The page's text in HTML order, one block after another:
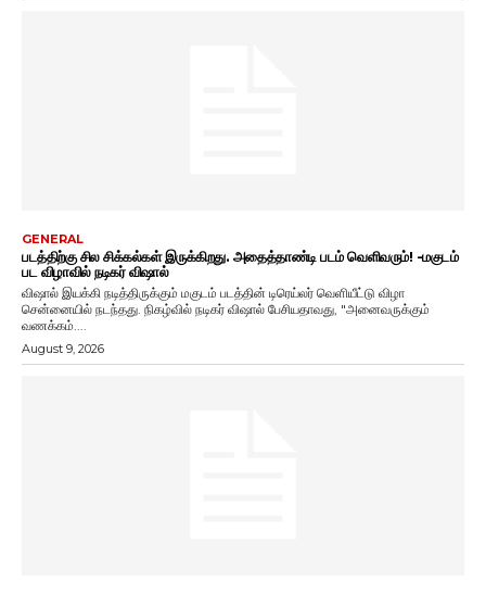
GENERAL
படத்திற்கு சில சிக்கல்கள் இருக்கிறது. அதைத்தாண்டி படம் வெளிவரும்! -மகுடம்
பட விழாவில் நடிகர் விஷால்
விஷால் இயக்கி நடித்திருக்கும் மகுடம் படத்தின் டிரெய்லர் வெளியீட்டு விழா
சென்னையில் நடந்தது. நிகழ்வில் நடிகர் விஷால் பேசியதாவது, "அனைவருக்கும்
வணக்கம்....
August 9, 2026